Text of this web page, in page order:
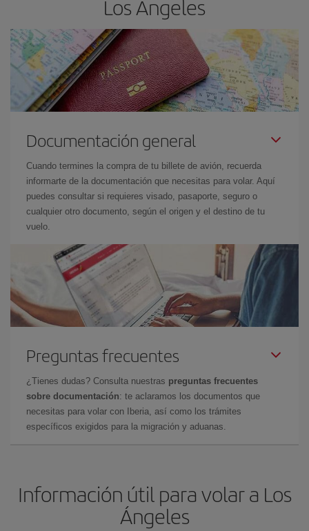
Los Ángeles
Documentación general
Cuando termines la compra de tu billete de avión, recuerda
informarte de la documentación que necesitas para volar. Aquí
puedes consultar si requieres visado, pasaporte, seguro o
cualquier otro documento, según el origen y el destino de tu
vuelo.
Preguntas frecuentes
¿Tienes dudas? Consulta nuestras preguntas frecuentes
sobre documentación: te aclaramos los documentos que
necesitas para volar con Iberia, así como los trámites
específicos exigidos para la migración y aduanas.
Información útil para volar a Los
Ángeles